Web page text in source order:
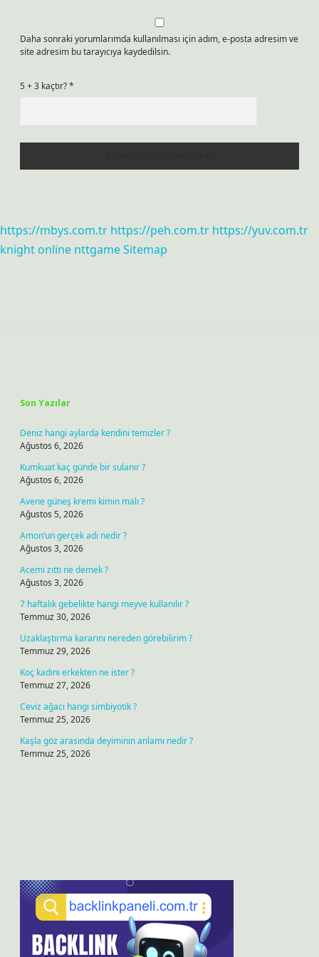
Daha sonraki yorumlarımda kullanılması için adım, e-posta adresim ve
site adresim bu tarayıcıya kaydedilsin.
5 + 3 kaçtır?*
https://mbys.com.tr https://peh.com.tr https://yuv.com.tr
knight online nttgameSitemap
Son Yazılar
Deniz hangi aylarda kendini temizler ?
Ağustos 6, 2026
Kumkuat kaç günde bir sulanır ?
Ağustos 6, 2026
Avene güneş kremi kimin malı ?
Ağustos 5, 2026
Amon’un gerçek adı nedir ?
Ağustos 3, 2026
Acemi zıttı ne demek ?
Ağustos 3, 2026
7 haftalık gebelikte hangi meyve kullanılır ?
Temmuz 30, 2026
Uzaklaştırma kararını nereden görebilirim ?
Temmuz 29, 2026
Koç kadını erkekten ne ister ?
Temmuz 27, 2026
Ceviz ağacı hangi simbiyotik ?
Temmuz 25, 2026
Kaşla göz arasında deyiminin anlamı nedir ?
Temmuz 25, 2026